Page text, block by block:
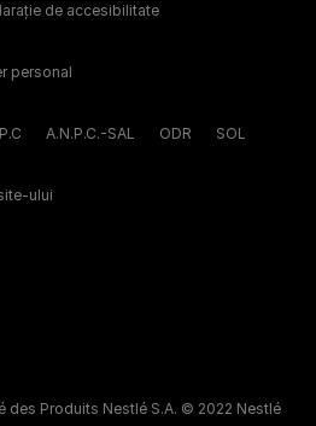
des Produits Nestlé S.A. © 2022 Nestlé
de accesibilitate
personal
A.N.P.C.-SAL ODR SOL
ului